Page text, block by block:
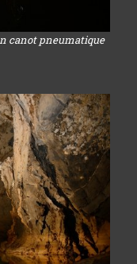
canot pneumatique